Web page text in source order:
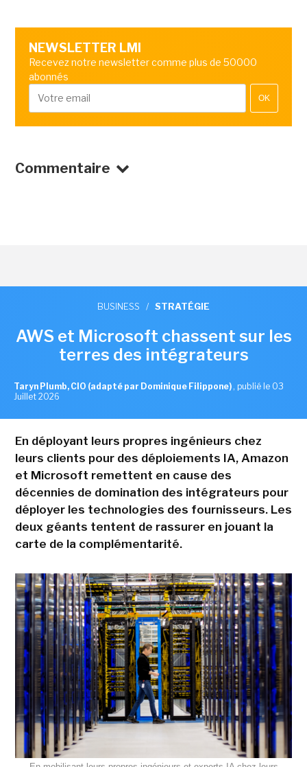
NEWSLETTER LMI
Recevez notre newsletter comme plus de 50000
abonnés
OK
Commentaire
BUSINESS / STRATÉGIE
AWS et Microsoft chassent sur les
terres des intégrateurs
Taryn Plumb, CIO (adapté par Dominique Filippone) , publié le 03
Juillet 2026
En déployant leurs propres ingénieurs chez
leurs clients pour des déploiements IA, Amazon
et Microsoft remettent en cause des
décennies de domination des intégrateurs pour
déployer les technologies des fournisseurs. Les
deux géants tentent de rassurer en jouant la
carte de la complémentarité.